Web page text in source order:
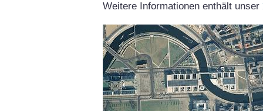
Weitere Informationen enthält unser